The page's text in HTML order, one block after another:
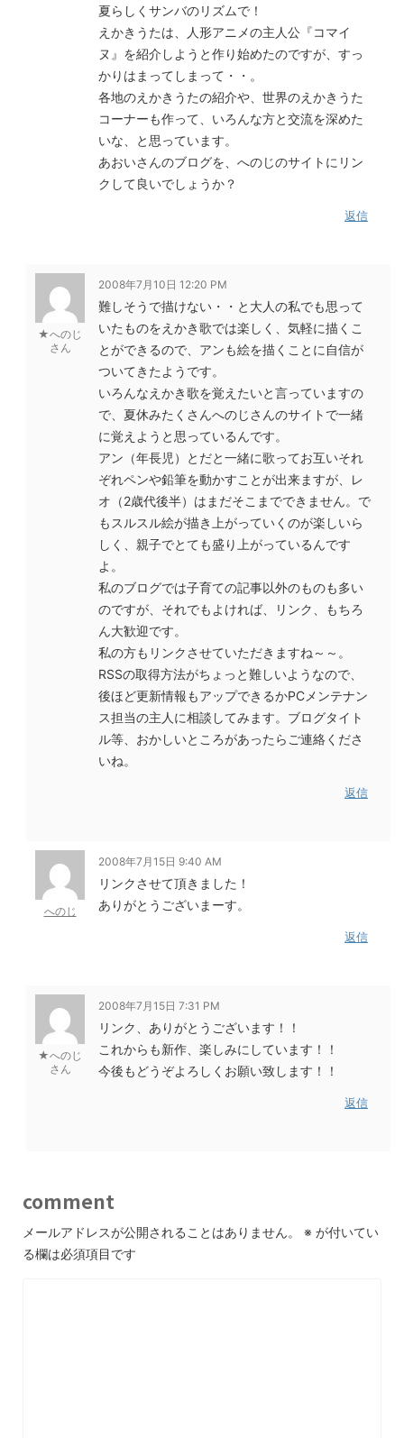
夏らしくサンバのリズムで！
えかきうたは、人形アニメの主人公『コマイ
ヌ』を紹介しようと作り始めたのですが、すっ
かりはまってしまって・・。
各地のえかきうたの紹介や、世界のえかきうた
コーナーも作って、いろんな方と交流を深めた
いな、と思っています。
あおいさんのブログを、へのじのサイトにリン
クして良いでしょうか？
返信
★へのじ
さん
2008年7月10日 12:20 PM
難しそうで描けない・・と大人の私でも思って
いたものをえかき歌では楽しく、気軽に描くこ
とができるので、アンも絵を描くことに自信が
ついてきたようです。
いろんなえかき歌を覚えたいと言っていますの
で、夏休みたくさんへのじさんのサイトで一緒
に覚えようと思っているんです。
アン（年長児）とだと一緒に歌ってお互いそれ
ぞれペンや鉛筆を動かすことが出来ますが、レ
オ（2歳代後半）はまだそこまでできません。で
もスルスル絵が描き上がっていくのが楽しいら
しく、親子でとても盛り上がっているんです
よ。
私のブログでは子育ての記事以外のものも多い
のですが、それでもよければ、リンク、もちろ
ん大歓迎です。
私の方もリンクさせていただきますね～～。
RSSの取得方法がちょっと難しいようなので、
後ほど更新情報もアップできるかPCメンテナン
ス担当の主人に相談してみます。ブログタイト
ル等、おかしいところがあったらご連絡くださ
いね。
返信
へのじ
2008年7月15日 9:40 AM
リンクさせて頂きました！
ありがとうございまーす。
返信
★へのじ
さん
2008年7月15日 7:31 PM
リンク、ありがとうございます！！
これからも新作、楽しみにしています！！
今後もどうぞよろしくお願い致します！！
返信
comment
メールアドレスが公開されることはありません。 ※ が付いてい
る欄は必須項目です